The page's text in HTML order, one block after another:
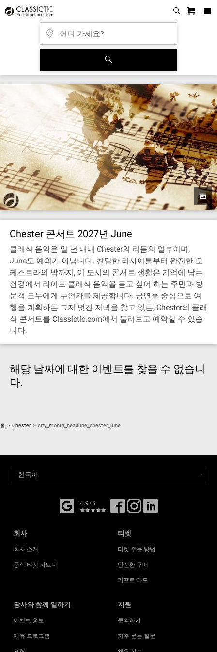
Chester 콘서트 2027년 June
클래식 음악은 일 년 내내 Chester의 리듬의 일부이며,
June도 예외가 아닙니다. 친밀한 리사이틀부터 완전한 오
케스트라의 밤까지, 이 도시의 콘서트 생활은 기억에 남는
환경에서 라이브 클래식 음악을 듣고 싶어 하는 주민과 방
문객 모두에게 무언가를 제공합니다. 공연을 중심으로 여
행을 계획하든 그저 멋진 저녁을 찾고 있든, Chester의 클래
식 콘서트를 Classictic.com에서 둘러보고 예약할 수 있습
니다.
해당 날짜에 대한 이벤트를 찾을 수 없습니
다.
홈 > Chester > city_month_headline_chester_june
4,9/5
회사
회사 소개
공식 티켓 파트너
티켓
티켓 주문 방법
안전한 구매
기프트 카드
당사와 함께 일하기
이벤트 홍보
제휴 프로그램
지원
문의하기
자주 묻는 질문